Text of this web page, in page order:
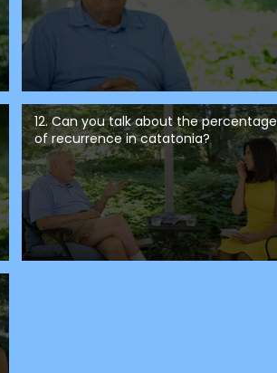
12. Can you talk about the percentage
of recurrence in catatonia?